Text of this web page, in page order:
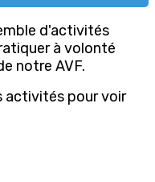
d'activités
à volonté
notre AVF.
activités pour voir